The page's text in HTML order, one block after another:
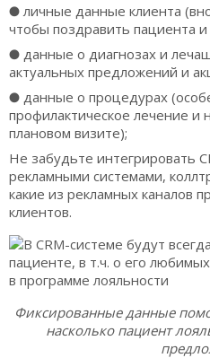
● личные данные клиента
чтобы поздравить пациента
● данные о диагнозах и
актуальных предложений и
● данные о процедурах
профилактическое лечение и
плановом визите);
Не забудьте интегрировать
рекламными системами,
какие из рекламных каналов
клиентов.
Фиксированные данные
насколько пациент